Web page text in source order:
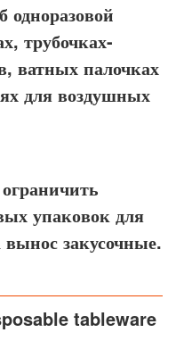
одноразовой
трубочках-
ватных палочках
для воздушных
упаковок для
закусочные.
tableware